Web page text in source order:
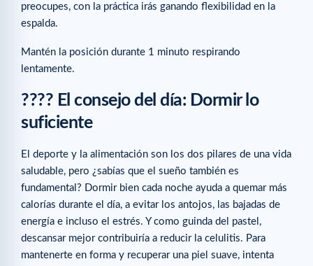
preocupes, con la práctica irás ganando flexibilidad en la
espalda.
Mantén la posición durante 1 minuto respirando
lentamente.
???? El consejo del día: Dormir lo
suficiente
El deporte y la alimentación son los dos pilares de una vida
saludable, pero ¿sabías que el sueño también es
fundamental? Dormir bien cada noche ayuda a quemar más
calorías durante el día, a evitar los antojos, las bajadas de
energía e incluso el estrés. Y como guinda del pastel,
descansar mejor contribuiría a reducir la celulitis. Para
mantenerte en forma y recuperar una piel suave, intenta